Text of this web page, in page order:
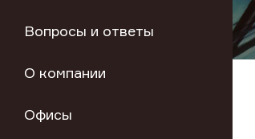
Вопросы и ответы
О компании
Офисы